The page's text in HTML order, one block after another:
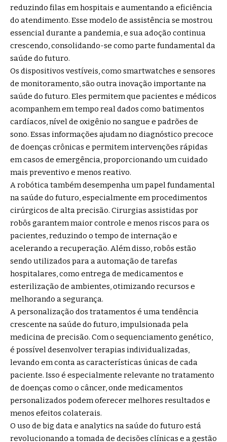
reduzindo filas em hospitais e aumentando a eficiência
do atendimento. Esse modelo de assistência se mostrou
essencial durante a pandemia, e sua adoção continua
crescendo, consolidando-se como parte fundamental da
saúde do futuro.
Os dispositivos vestíveis, como smartwatches e sensores
de monitoramento, são outra inovação importante na
saúde do futuro. Eles permitem que pacientes e médicos
acompanhem em tempo real dados como batimentos
cardíacos, nível de oxigênio no sangue e padrões de
sono. Essas informações ajudam no diagnóstico precoce
de doenças crônicas e permitem intervenções rápidas
em casos de emergência, proporcionando um cuidado
mais preventivo e menos reativo.
A robótica também desempenha um papel fundamental
na saúde do futuro, especialmente em procedimentos
cirúrgicos de alta precisão. Cirurgias assistidas por
robôs garantem maior controle e menos riscos para os
pacientes, reduzindo o tempo de internação e
acelerando a recuperação. Além disso, robôs estão
sendo utilizados para a automação de tarefas
hospitalares, como entrega de medicamentos e
esterilização de ambientes, otimizando recursos e
melhorando a segurança.
A personalização dos tratamentos é uma tendência
crescente na saúde do futuro, impulsionada pela
medicina de precisão. Com o sequenciamento genético,
é possível desenvolver terapias individualizadas,
levando em conta as características únicas de cada
paciente. Isso é especialmente relevante no tratamento
de doenças como o câncer, onde medicamentos
personalizados podem oferecer melhores resultados e
menos efeitos colaterais.
O uso de big data e analytics na saúde do futuro está
revolucionando a tomada de decisões clínicas e a gestão